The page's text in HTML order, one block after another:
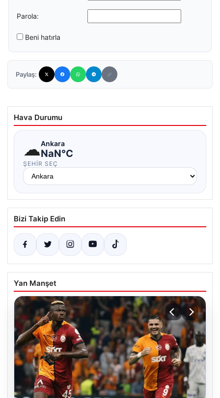
Parola:
Beni hatırla
Paylaş:
Hava Durumu
☁Ankara
NaN°C
ŞEHIR SEÇ
Bizi Takip Edin
Yan Manşet